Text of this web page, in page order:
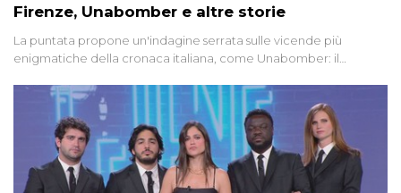
Firenze, Unabomber e altre storie
La puntata propone un'indagine serrata sulle vicende più
enigmatiche della cronaca italiana, come Unabomber: il
'90 e il 2000 che, inquietantemente, potrebbe essere ancora in
libertà. Lo speciale affronta inoltre le zone d'ombra sul Mostro di
Firenze, le cui responsabilità appaiono ancora oggi avvolte in un
groviglio di dubbi mai chiariti. Nel corso dello speciale anche
l'intervista inedita a Olindo Romano, realizzata ne...